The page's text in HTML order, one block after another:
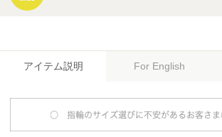
アイテム説明 For English